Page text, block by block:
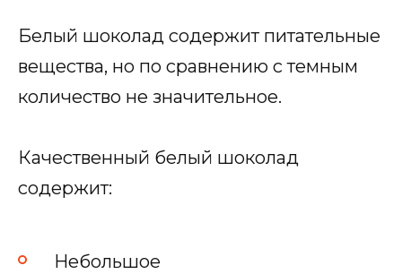
Белый шоколад содержит питательные
вещества, но по сравнению с темным
количество не значительное.
Качественный белый шоколад
содержит:
Небольшое